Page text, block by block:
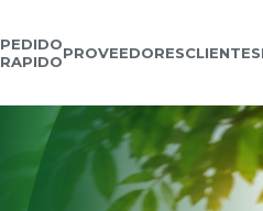
PEDIDO
RAPIDOPROVEEDORESCLIENTES